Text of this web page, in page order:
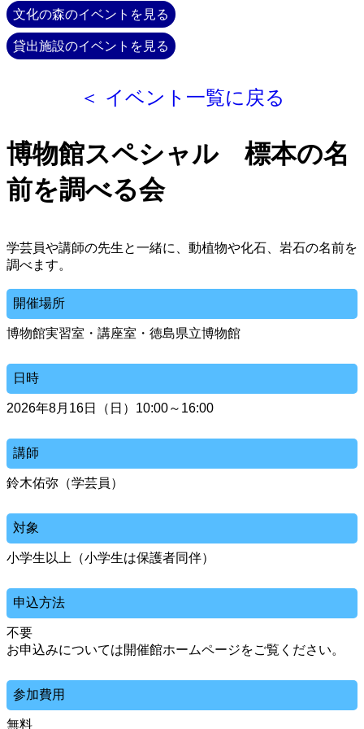
文化の森のイベントを見る
貸出施設のイベントを見る
＜ イベント一覧に戻る
博物館スペシャル 標本の名
前を調べる会
学芸員や講師の先生と一緒に、動植物や化石、岩石の名前を
調べます。
開催場所
博物館実習室・講座室・徳島県立博物館
日時
2026年8月16日（日）10:00～16:00
講師
鈴木佑弥（学芸員）
対象
小学生以上（小学生は保護者同伴）
申込方法
不要
お申込みについては開催館ホームページをご覧ください。
参加費用
無料